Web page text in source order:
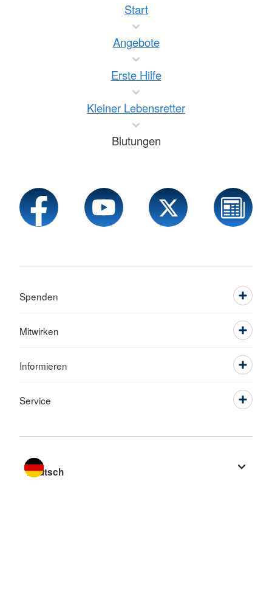
Start
Angebote
Erste Hilfe
Kleiner Lebensretter
Blutungen
Spenden
Mitwirken
Informieren
Service
Sprache wechseln zu